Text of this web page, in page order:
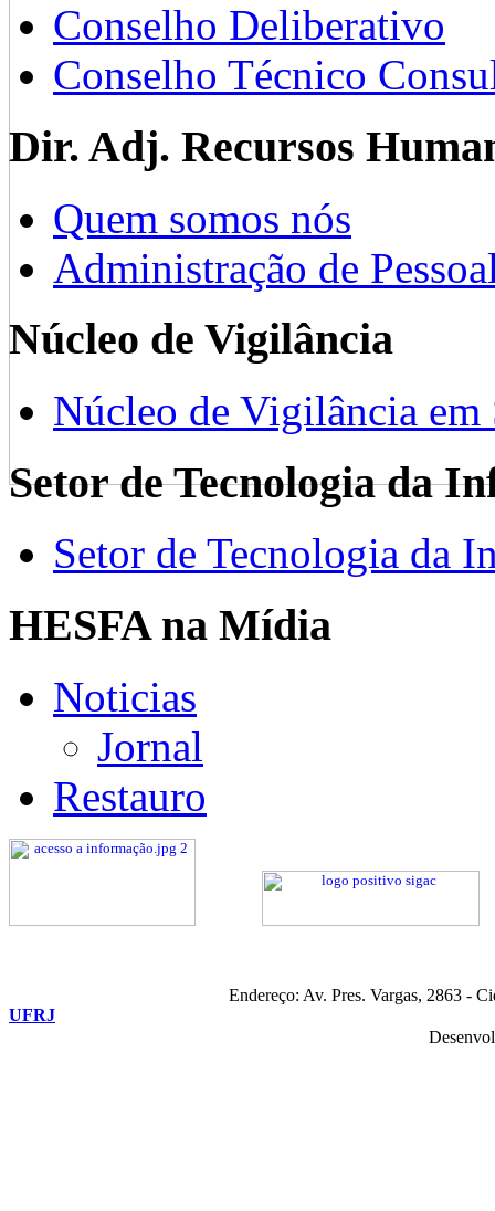
Conselho Deliberativo
Conselho Técnico
Dir. Adj. Recursos
Quem somos nós
Administração de
Núcleo de Vigilância
Núcleo de Vigilância em
Setor de Tecnologia da
Setor de Tecnologia da
HESFA na Mídia
Noticias
Jornal
Restauro
Endereço: Av. Pres. Vargas, 2863 -
UFRJ